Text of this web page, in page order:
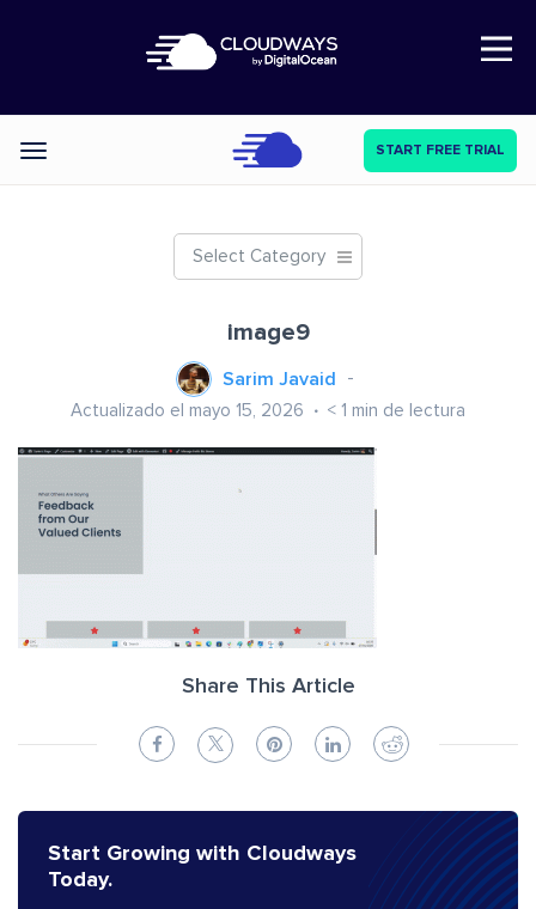
Open Nav
Categories START FREE TRIAL
Select Category
image9
Sarim Javaid
Actualizado el mayo 15, 2026 < 1 min de lectura
Share This Article
Start Growing with Cloudways
Today.